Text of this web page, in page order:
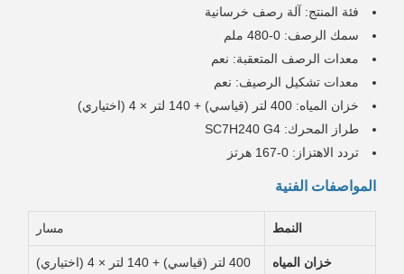
فئة المنتج: آلة رصف خرسانية
سمك الرصف: 0-480 ملم
معدات الرصف المتعقبة: نعم
معدات تشكيل الرصيف: نعم
خزان المياه: 400 لتر (قياسي) + 140 لتر × 4 (اختياري)
طراز المحرك: SC7H240 G4
تردد الاهتزاز: 0-167 هرتز
المواصفات الفنية
النمط مسار
خزان المياه 400 لتر (قياسي) + 140 لتر × 4 (اختياري)